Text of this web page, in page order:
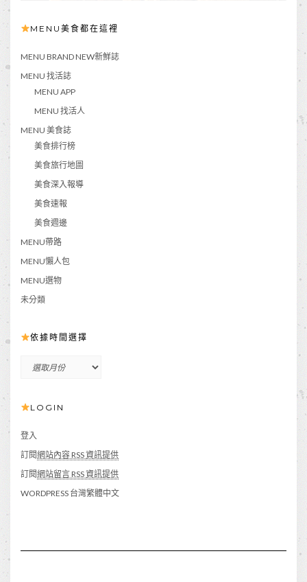
MENU美食都在這裡
MENU BRAND NEW新鮮誌
MENU 找活誌
MENU APP
MENU 找活人
MENU 美食誌
美食排行榜
美食旅行地圖
美食深入報導
美食速報
美食週邊
MENU帶路
MENU懶人包
MENU選物
未分類
依據時間選擇
間
擇
LOGIN
登入
訂閱網站內容 RSS 資訊提供
訂閱網站留言 RSS 資訊提供
WORDPRESS 台灣繁體中文